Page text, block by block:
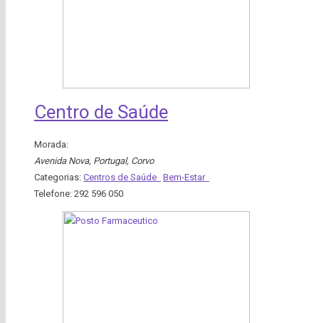
Centro de Saúde
Morada:
Avenida Nova, Portugal, Corvo
Categorias: Centros de Saúde Bem-Estar
Telefone: 292 596 050